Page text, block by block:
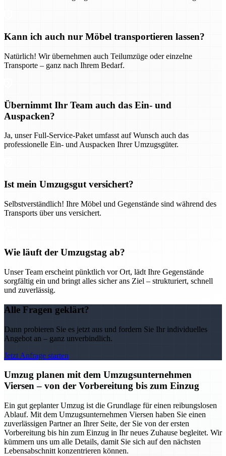
Kann ich auch nur Möbel transportieren lassen?
Natürlich! Wir übernehmen auch Teilumzüge oder einzelne
Transporte – ganz nach Ihrem Bedarf.
Übernimmt Ihr Team auch das Ein- und
Auspacken?
Ja, unser Full-Service-Paket umfasst auf Wunsch auch das
professionelle Ein- und Auspacken Ihrer Umzugsgüter.
Ist mein Umzugsgut versichert?
Selbstverständlich! Ihre Möbel und Gegenstände sind während des
Transports über uns versichert.
Wie läuft der Umzugstag ab?
Unser Team erscheint pünktlich vor Ort, lädt Ihre Gegenstände
sorgfältig ein und bringt alles sicher ans Ziel – strukturiert, schnell
und zuverlässig.
Alle Fragen geklärt?
Dann probieren Sie es jetzt aus und fordern Sie Ihr individuelles
Angebot an – ganz unverbindlich.
Jetzt Anfrage starten
Umzug planen mit dem Umzugsunternehmen
Viersen – von der Vorbereitung bis zum Einzug
Ein gut geplanter Umzug ist die Grundlage für einen reibungslosen
Ablauf. Mit dem Umzugsunternehmen Viersen haben Sie einen
zuverlässigen Partner an Ihrer Seite, der Sie von der ersten
Vorbereitung bis hin zum Einzug in Ihr neues Zuhause begleitet. Wir
kümmern uns um alle Details, damit Sie sich auf den nächsten
Lebensabschnitt konzentrieren können.